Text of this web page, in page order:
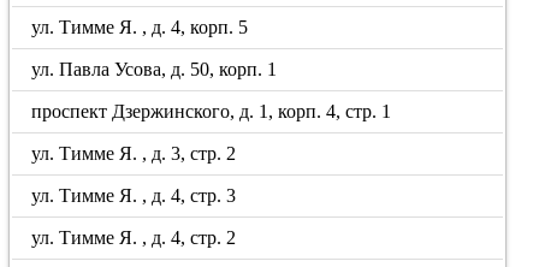
ул. Тимме Я. , д. 4, корп. 5
ул. Павла Усова, д. 50, корп. 1
проспект Дзержинского, д. 1, корп. 4, стр. 1
ул. Тимме Я. , д. 3, стр. 2
ул. Тимме Я. , д. 4, стр. 3
ул. Тимме Я. , д. 4, стр. 2